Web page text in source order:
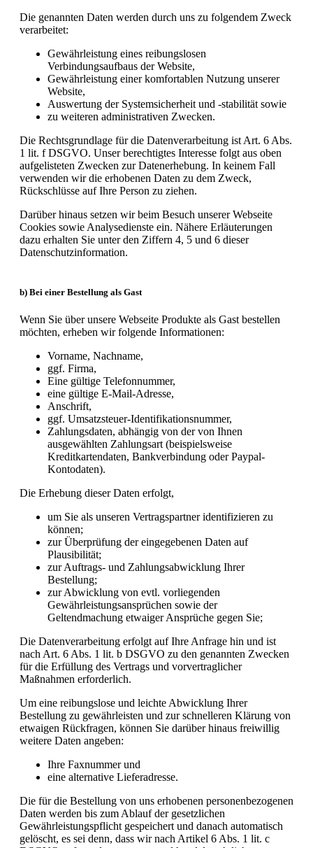
Die genannten Daten werden durch uns zu folgendem Zweck
verarbeitet:
Gewährleistung eines reibungslosen
Verbindungsaufbaus der Website,
Gewährleistung einer komfortablen Nutzung unserer
Website,
Auswertung der Systemsicherheit und -stabilität sowie
zu weiteren administrativen Zwecken.
Die Rechtsgrundlage für die Datenverarbeitung ist Art. 6 Abs.
1 lit. f DSGVO. Unser berechtigtes Interesse folgt aus oben
aufgelisteten Zwecken zur Datenerhebung. In keinem Fall
verwenden wir die erhobenen Daten zu dem Zweck,
Rückschlüsse auf Ihre Person zu ziehen.
Darüber hinaus setzen wir beim Besuch unserer Webseite
Cookies sowie Analysedienste ein. Nähere Erläuterungen
dazu erhalten Sie unter den Ziffern 4, 5 und 6 dieser
Datenschutzinformation.
b) Bei einer Bestellung als Gast
Wenn Sie über unsere Webseite Produkte als Gast bestellen
möchten, erheben wir folgende Informationen:
Vorname, Nachname,
ggf. Firma,
Eine gültige Telefonnummer,
eine gültige E-Mail-Adresse,
Anschrift,
ggf. Umsatzsteuer-Identifikationsnummer,
Zahlungsdaten, abhängig von der von Ihnen
ausgewählten Zahlungsart (beispielsweise
Kreditkartendaten, Bankverbindung oder Paypal-
Kontodaten).
Die Erhebung dieser Daten erfolgt,
um Sie als unseren Vertragspartner identifizieren zu
können;
zur Überprüfung der eingegebenen Daten auf
Plausibilität;
zur Auftrags- und Zahlungsabwicklung Ihrer
Bestellung;
zur Abwicklung von evtl. vorliegenden
Gewährleistungsansprüchen sowie der
Geltendmachung etwaiger Ansprüche gegen Sie;
Die Datenverarbeitung erfolgt auf Ihre Anfrage hin und ist
nach Art. 6 Abs. 1 lit. b DSGVO zu den genannten Zwecken
für die Erfüllung des Vertrags und vorvertraglicher
Maßnahmen erforderlich.
Um eine reibungslose und leichte Abwicklung Ihrer
Bestellung zu gewährleisten und zur schnelleren Klärung von
etwaigen Rückfragen, können Sie darüber hinaus freiwillig
weitere Daten angeben:
Ihre Faxnummer und
eine alternative Lieferadresse.
Die für die Bestellung von uns erhobenen personenbezogenen
Daten werden bis zum Ablauf der gesetzlichen
Gewährleistungspflicht gespeichert und danach automatisch
gelöscht, es sei denn, dass wir nach Artikel 6 Abs. 1 lit. c